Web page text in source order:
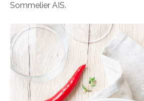
Sommelier AIS.